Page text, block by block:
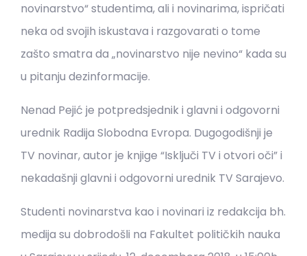
novinarstvo“ studentima, ali i novinarima, ispričati
neka od svojih iskustava i razgovarati o tome
zašto smatra da „novinarstvo nije nevino“ kada su
u pitanju dezinformacije.
Nenad Pejić je potpredsjednik i glavni i odgovorni
urednik Radija Slobodna Evropa. Dugogodišnji je
TV novinar, autor je knjige “Isključi TV i otvori oči” i
nekadašnji glavni i odgovorni urednik TV Sarajevo.
Studenti novinarstva kao i novinari iz redakcija bh.
medija su dobrodošli na Fakultet političkih nauka